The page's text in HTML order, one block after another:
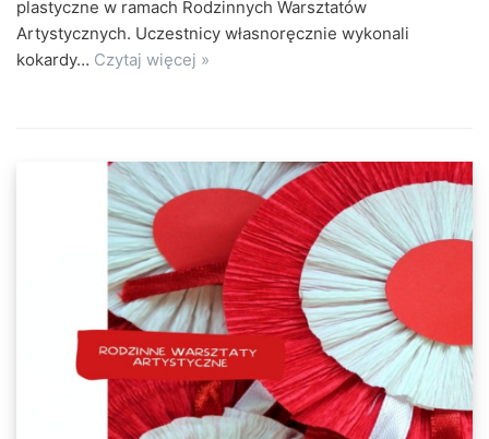
plastyczne w ramach Rodzinnych Warsztatów
Artystycznych. Uczestnicy własnoręcznie wykonali
kokardy… Czytaj więcej »